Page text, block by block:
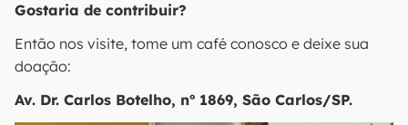
Gostaria de contribuir?
Então nos visite, tome um café conosco e deixe sua
doação:
Av. Dr. Carlos Botelho, nº 1869, São Carlos/SP.